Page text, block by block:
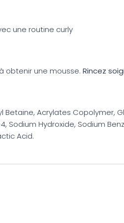
une routine curly
obtenir une mousse. Rincez
Acrylates Copolymer,
Hydroxide, Sodium
Acid.